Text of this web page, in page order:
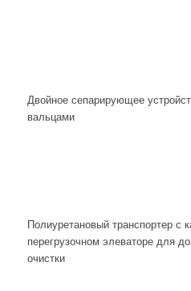
Двойное сепарирующее
вальцами
Полиуретановый транспортер с
перегрузочном элеваторе для
очистки